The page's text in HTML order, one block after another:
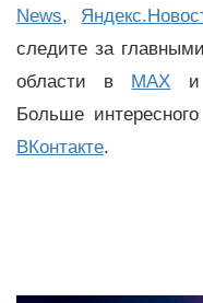
News,
следите за
области в MAX
Больше
ВКонтакте.